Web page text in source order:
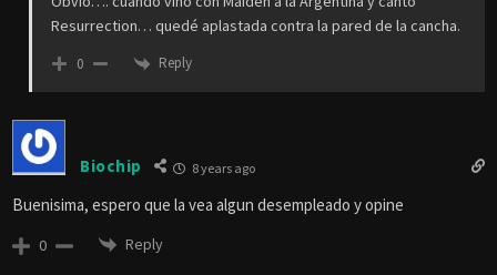
Resurrection… quedé aplastada contra la pared de la cancha.
0 Reply
Biochip 8 years ago
Buenisima, espero que la vea algun desempleado y opine
0 Reply